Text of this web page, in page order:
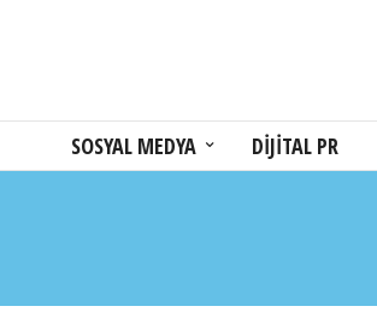
SOSYAL MEDYA DİJİTAL PR